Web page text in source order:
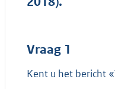
Vraag 1
Kent u het bericht